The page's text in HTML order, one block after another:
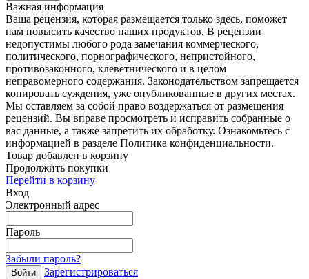
Важная информация
Ваша рецензия, которая размещается только здесь, поможет
нам повысить качество наших продуктов. В рецензии
недопустимы любого рода замечания коммерческого,
политического, порнографического, непристойного,
противозаконного, клеветнического и в целом
неправомерного содержания. Законодательством запрещается
копировать суждения, уже опубликованные в других местах.
Мы оставляем за собой право воздержаться от размещения
рецензий. Вы вправе просмотреть и исправить собранные о
вас данные, а также запретить их обработку. Ознакомьтесь с
информацией в разделе Политика конфиденциальности.
Товар добавлен в корзину
Продолжить покупки
Перейти в корзину
Вход
Электронный адрес
Пароль
Забыли пароль?
Войти
Зарегистрироваться